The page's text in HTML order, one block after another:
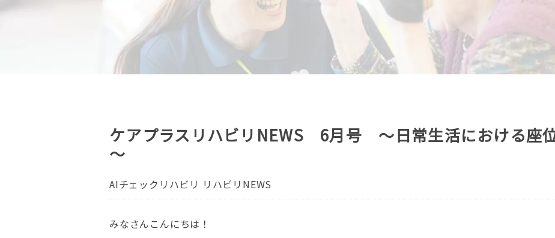
ケアプラスリハビリNEWS 6月号 ～日常生活における座
～
AIチェックリハビリ リハビリNEWS
みなさんこんにちは！